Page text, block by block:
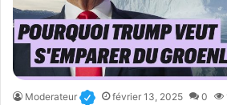
Moderateur février 13, 2025 0